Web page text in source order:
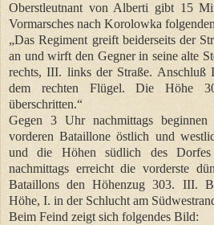
Oberstleutnant von Alberti gibt 15
Vormarsches nach Korolowka
„Das Regiment greift beiderseits der
an und wirft den Gegner in seine alte
rechts, III. links der Straße.
dem rechten Flügel. Die Höhe
überschritten.“
Gegen 3 Uhr nachmittags
vorderen Bataillone östlich und
und die Höhen südlich des
nachmittags erreicht die vorderste
Bataillons den Höhenzug 303. III.
Höhe, I. in der Schlucht am
Beim Feind zeigt sich folgendes Bild: